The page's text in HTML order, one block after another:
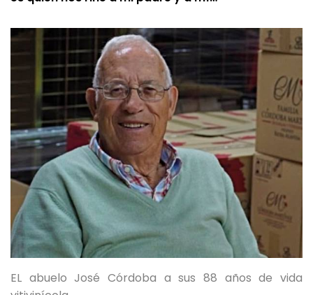
EL abuelo José Córdoba a sus 88 años de vida